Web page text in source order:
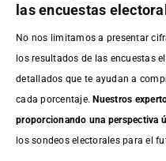
las encuestas
No nos limitamos a presentar
los resultados de las encuestas
detallados que te ayudan a
cada porcentaje.Nuestros
proporcionando una perspectiva
los sondeos electorales para el